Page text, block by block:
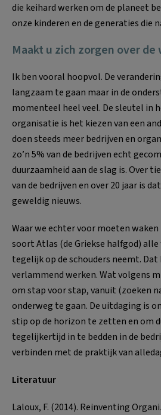
die keihard werken om de planeet
onze kinderen en de generaties die
Maakt u zich zorgen over de
Ik ben vooral hoopvol. De
langzaam te gaan maar in de
momenteel heel veel. De sleutel in
organisatie is het kiezen van een
doen steeds meer bedrijven en
zo’n 5% van de bedrijven echt
duurzaamheid aan de slag is. Over
van de bedrijven en over 20 jaar is
geweldig nieuws.
Waar we echter voor moeten waken
soort Atlas (de Griekse halfgod)
tegelijk op de schouders neemt. Dat
verlammend werken. Wat volgens
om stap voor stap, vanuit (zoeken
onderweg te gaan. De uitdaging is
stip op de horizon te zetten en om
tegelijkertijd in te bedden in de
verbinden met de praktijk van
Literatuur
Laloux, F. (2014). Reinventing